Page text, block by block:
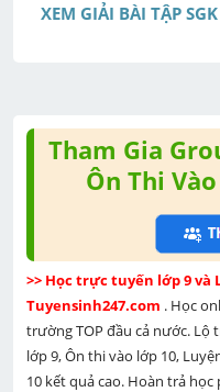
XEM GIẢI BÀI TẬP
Tham Gia
Ôn Thi
>> Học trực tuyến lớp 9 và
Tuyensinh247.com . Học
trường TOP đầu cả nước. Lộ
lớp 9, Ôn thi vào lớp 10,
10 kết quả cao. Hoàn trả